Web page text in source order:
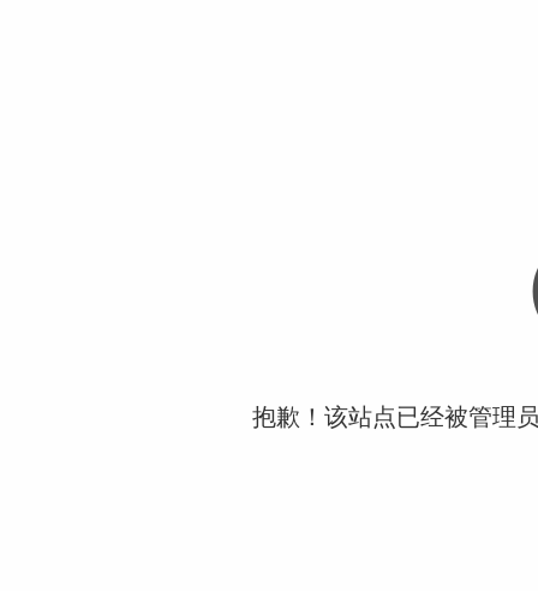
抱歉！该站点已经被管理